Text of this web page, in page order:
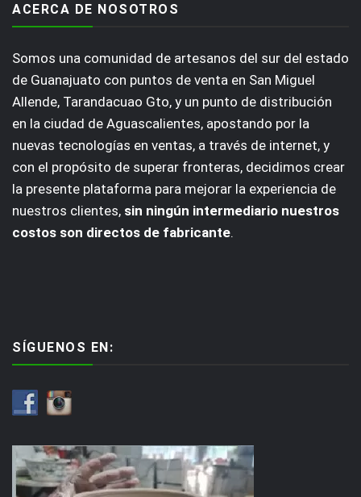
ACERCA DE NOSOTROS
Somos una comunidad de artesanos del sur del estado
de Guanajuato con puntos de venta en San Miguel
Allende, Tarandacuao Gto, y un punto de distribución
en la ciudad de Aguascalientes, apostando por la
nuevas tecnologías en ventas, a través de internet, y
con el propósito de superar fronteras, decidimos crear
la presente plataforma para mejorar la experiencia de
nuestros clientes, sin ningún intermediario nuestros
costos son directos de fabricante.
SÍGUENOS EN: